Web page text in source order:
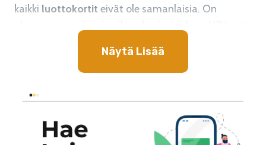
kaikki luottokortit eivät ole samanlaisia. On
niitä, jotta voit tehdä parhaan mahdollisen
Opiskelijoiden edulliset lainavaihtoehdot
Näytä Lisää